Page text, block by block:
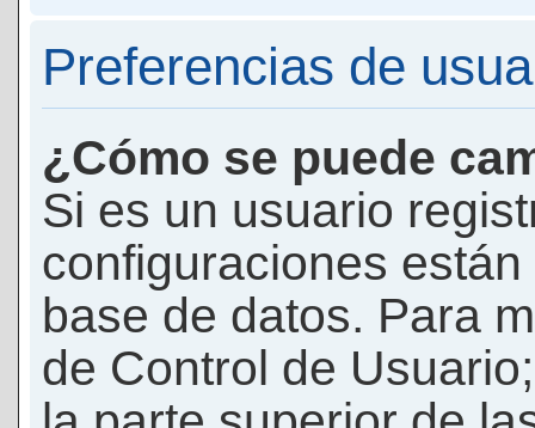
Preferencias de
¿Cómo se puede
Si es un usuario
configuraciones
base de datos. Para
de Control de